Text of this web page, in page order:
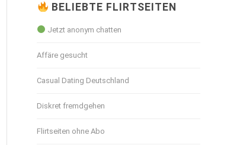
BELIEBTE FLIRTSEITEN
Jetzt anonym chatten
Affäre gesucht
Casual Dating Deutschland
Diskret fremdgehen
Flirtseiten ohne Abo